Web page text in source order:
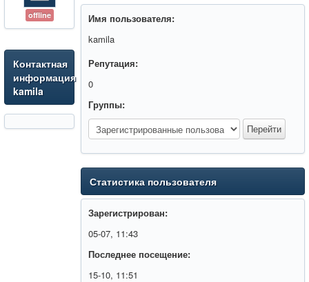
offline
Контактная
информация
kamila
Имя пользователя:
kamila
Репутация:
0
Группы:
Статистика пользователя
Зарегистрирован:
05-07, 11:43
Последнее посещение:
15-10, 11:51